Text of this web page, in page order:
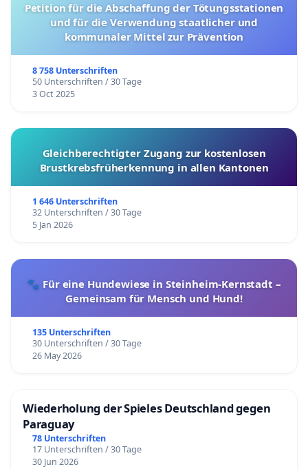
Petition für die Abschaffung der Tötungsstationen
und für die Verwendung staatlicher und
kommunaler Mittel zur Prävention
8 758 Unterschriften
50 Unterschriften / 30 Tage
3 Oct 2025
Gleichberechtigter Zugang zur kostenlosen
Brustkrebsfrüherkennung in allen Kantonen
1 646 Unterschriften
32 Unterschriften / 30 Tage
5 Jan 2026
🐾 Für eine Hundewiese in Steinheim-Kernstadt –
Gemeinsam für Mensch und Hund!
135 Unterschriften
30 Unterschriften / 30 Tage
26 May 2026
Wiederholung der Spieles Deutschland gegen
Paraguay
78 Unterschriften
17 Unterschriften / 30 Tage
30 Jun 2026